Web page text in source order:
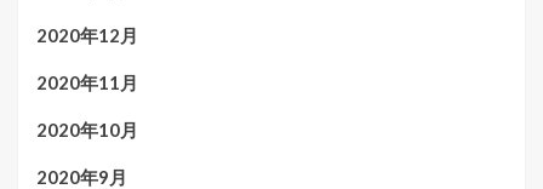
2020年12月
2020年11月
2020年10月
2020年9月